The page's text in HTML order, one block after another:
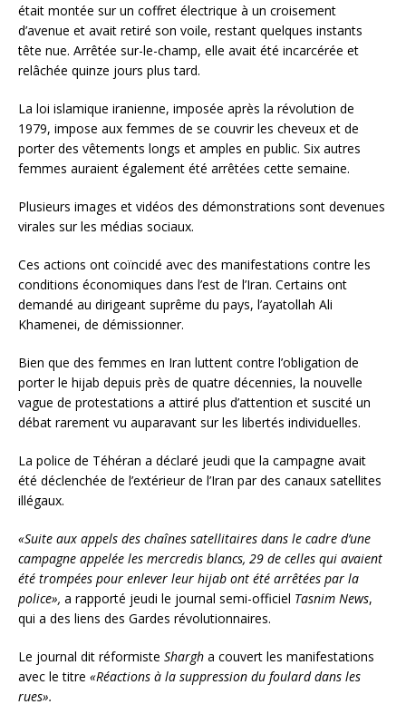
était montée sur un coffret électrique à un croisement
d’avenue et avait retiré son voile, restant quelques instants
tête nue. Arrêtée sur-le-champ, elle avait été incarcérée et
relâchée quinze jours plus tard.
La loi islamique iranienne, imposée après la révolution de
1979, impose aux femmes de se couvrir les cheveux et de
porter des vêtements longs et amples en public. Six autres
femmes auraient également été arrêtées cette semaine.
Plusieurs images et vidéos des démonstrations sont devenues
virales sur les médias sociaux.
Ces actions ont coïncidé avec des manifestations contre les
conditions économiques dans l’est de l’Iran. Certains ont
demandé au dirigeant suprême du pays, l’ayatollah Ali
Khamenei, de démissionner.
Bien que des femmes en Iran luttent contre l’obligation de
porter le hijab depuis près de quatre décennies, la nouvelle
vague de protestations a attiré plus d’attention et suscité un
débat rarement vu auparavant sur les libertés individuelles.
La police de Téhéran a déclaré jeudi que la campagne avait
été déclenchée de l’extérieur de l’Iran par des canaux satellites
illégaux.
«Suite aux appels des chaînes satellitaires dans le cadre d’une
campagne appelée les mercredis blancs, 29 de celles qui avaient
été trompées pour enlever leur hijab ont été arrêtées par la
police», a rapporté jeudi le journal semi-officiel Tasnim News,
qui a des liens des Gardes révolutionnaires.
Le journal dit réformiste Shargh a couvert les manifestations
avec le titre «Réactions à la suppression du foulard dans les
rues».